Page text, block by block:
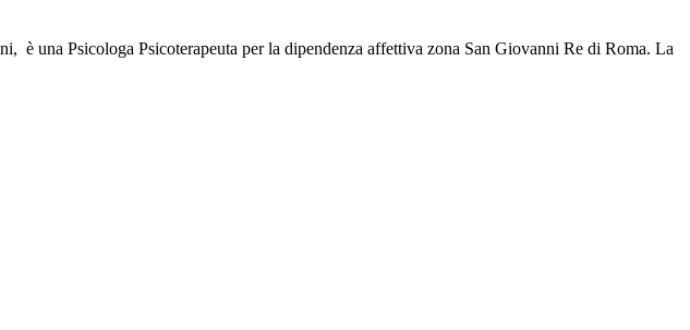
è una Psicologa Psicoterapeuta per la dipendenza affettiva zona San Giovanni Re di Roma. La